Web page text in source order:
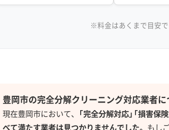
のように霧が多くて湿度が逃げに
奥のヌルヌルが残ってしまい、
宅地と旧市街地で違う「カビの生
※料金はあくまで目安
豊岡市の完全分解クリーニング対応業者に
現在豊岡市において、 「完全分解対応」「損害
べて満たす業者は見つかりませんでした。 もし